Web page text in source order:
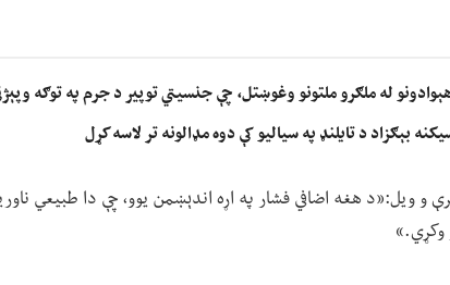
بېګزاد د تایلنډ په سیالیو کې دوه مډالونه تر لاسه کړل
و ویل:«د هغه اضافي فشار په اړه اندېښمن یوو، چې دا طبیعي
وکړي.»